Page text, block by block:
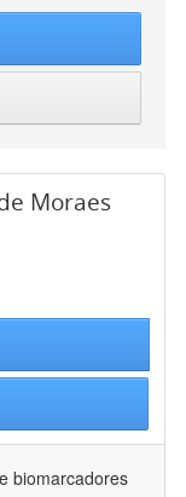
Moraes
biomarcadores